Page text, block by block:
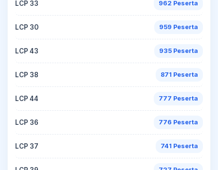
LCP 33 962 Peserta
LCP 30 959 Peserta
LCP 43 935 Peserta
LCP 38 871 Peserta
LCP 44 777 Peserta
LCP 36 776 Peserta
LCP 37 741 Peserta